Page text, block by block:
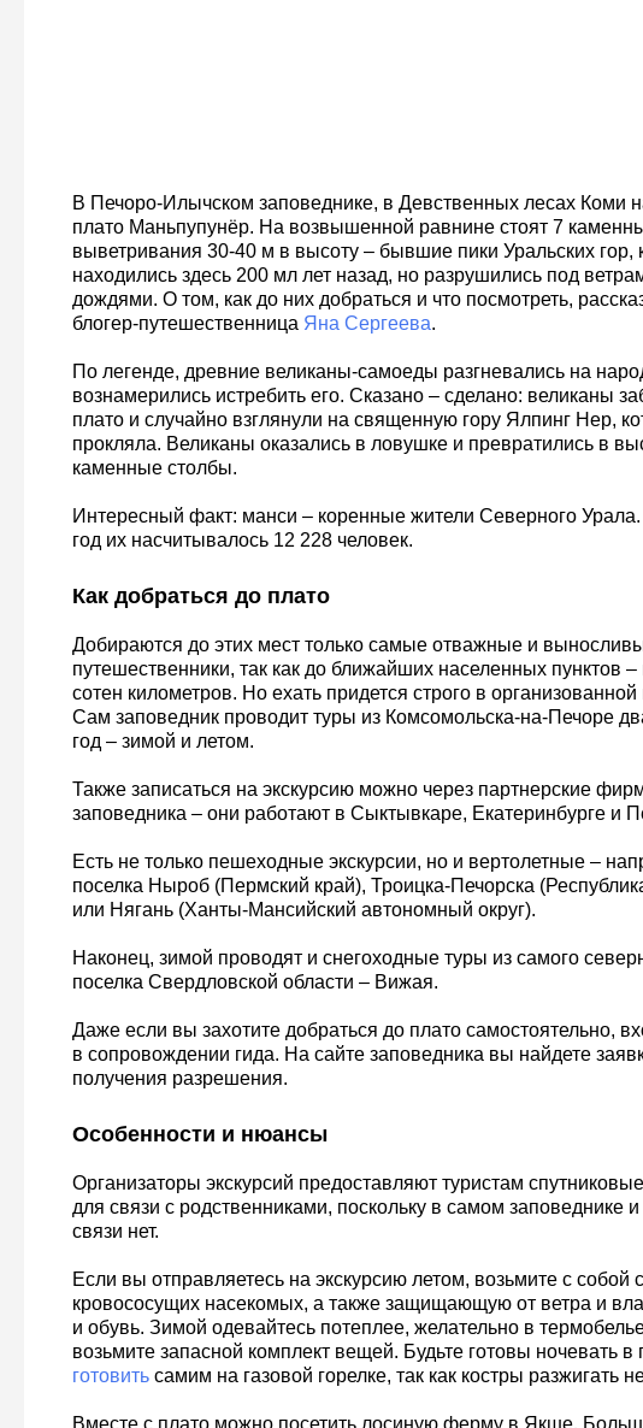
В Печоро-Илычском заповеднике, в Девственных лесах Коми
плато Маньпупунёр. На возвышенной равнине стоят 7
выветривания 30-40 м в высоту – бывшие пики Уральских гор,
находились здесь 200 мл лет назад, но разрушились под
дождями. О том, как до них добраться и что посмотреть,
блогер-путешественница Яна Сергеева.
По легенде, древние великаны-самоеды разгневались на
вознамерились истребить его. Сказано – сделано: великаны
плато и случайно взглянули на священную гору Ялпинг Нер,
прокляла. Великаны оказались в ловушке и превратились в
каменные столбы.
Интересный факт: манси – коренные жители Северного
год их насчитывалось 12 228 человек.
Как добраться до плато
Добираются до этих мест только самые отважные и
путешественники, так как до ближайших населенных пунктов –
сотен километров. Но ехать придется строго в организованной
Сам заповедник проводит туры из Комсомольска-на-Печоре
год – зимой и летом.
Также записаться на экскурсию можно через партнерские
заповедника – они работают в Сыктывкаре, Екатеринбурге и
Есть не только пешеходные экскурсии, но и вертолетные –
поселка Ныроб (Пермский край), Троицка-Печорска
или Нягань (Ханты-Мансийский автономный округ).
Наконец, зимой проводят и снегоходные туры из самого
поселка Свердловской области – Вижая.
Даже если вы захотите добраться до плато самостоятельно,
в сопровождении гида. На сайте заповедника вы найдете
получения разрешения.
Особенности и нюансы
Организаторы экскурсий предоставляют туристам
для связи с родственниками, поскольку в самом заповеднике
связи нет.
Если вы отправляетесь на экскурсию летом, возьмите с собой
кровососущих насекомых, а также защищающую от ветра и
и обувь. Зимой одевайтесь потеплее, желательно в
возьмите запасной комплект вещей. Будьте готовы ночевать в
готовитьсамим на газовой горелке, так как костры разжигать